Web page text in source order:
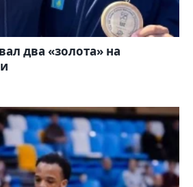
два «золота» на